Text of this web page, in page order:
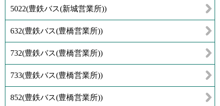
5022(豊鉄バス(新城営業所))
632(豊鉄バス(豊橋営業所))
732(豊鉄バス(豊橋営業所))
733(豊鉄バス(豊橋営業所))
852(豊鉄バス(豊橋営業所))